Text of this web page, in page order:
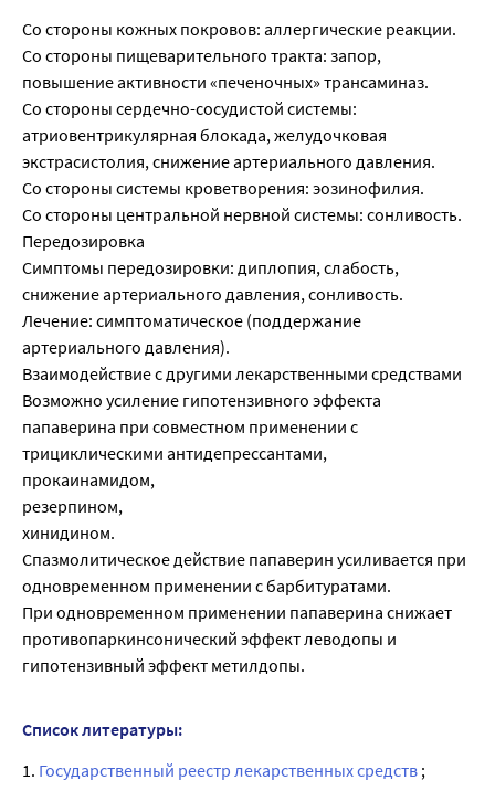
Со стороны кожных покровов: аллергические реакции.
Со стороны пищеварительного тракта: запор,
повышение активности «печеночных» трансаминаз.
Со стороны сердечно-сосудистой системы:
атриовентрикулярная блокада, желудочковая
экстрасистолия, снижение артериального давления.
Со стороны системы кроветворения: эозинофилия.
Со стороны центральной нервной системы: сонливость.
Передозировка
Симптомы передозировки: диплопия, слабость,
снижение артериального давления, сонливость.
Лечение: симптоматическое (поддержание
артериального давления).
Взаимодействие с другими лекарственными средствами
Возможно усиление гипотензивного эффекта
папаверина при совместном применении с
трициклическими антидепрессантами,
прокаинамидом,
резерпином,
хинидином.
Спазмолитическое действие папаверин усиливается при
одновременном применении с барбитуратами.
При одновременном применении папаверина снижает
противопаркинсонический эффект леводопы и
гипотензивный эффект метилдопы.
Список литературы:
1. Государственный реестр лекарственных средств ;